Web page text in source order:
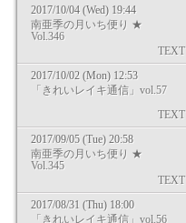
2017/10/04 (Wed) 19:44
南亜季の月いち便り ★
Vol.346
TEXT
2017/10/02 (Mon) 12:53
「きれいレイキ通信」vol.57
TEXT
2017/09/05 (Tue) 20:58
南亜季の月いち便り ★
Vol.345
TEXT
2017/08/31 (Thu) 18:00
「きれいレイキ通信」vol.56